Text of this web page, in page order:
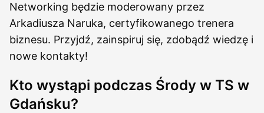
Networking będzie moderowany przez
Arkadiusza Naruka, certyfikowanego trenera
biznesu. Przyjdź, zainspiruj się, zdobądź wiedzę i
nowe kontakty!
Kto wystąpi podczas Środy w TS w
Gdańsku?